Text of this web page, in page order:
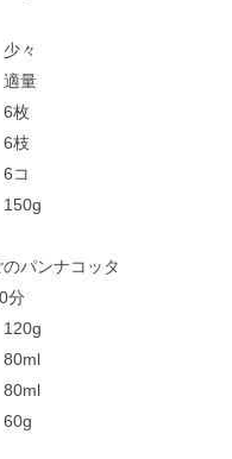
量
枚
枝
パンナコッタ
分